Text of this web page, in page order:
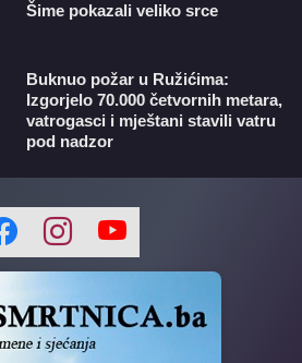
Šime pokazali veliko srce
Buknuo požar u Ružićima:
Izgorjelo 70.000 četvornih metara,
vatrogasci i mještani stavili vatru
pod nadzor